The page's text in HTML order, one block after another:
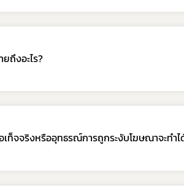
ถึงอะไร?
เท็จจริงหรืออุทธรณ์การถูกระงับโฆษณาจะทำไ